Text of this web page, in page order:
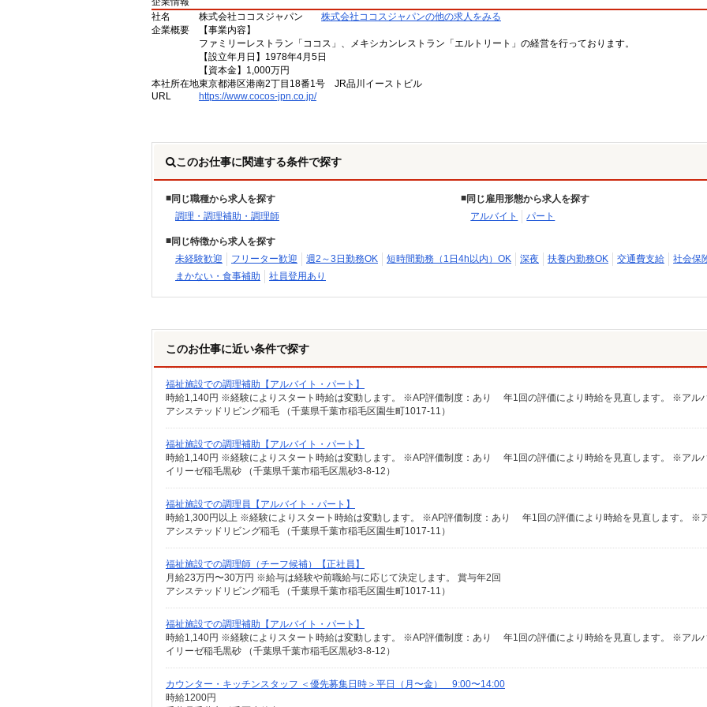
社名
株式会社ココスジャパン
株式会社ココスジャパンの他の求人をみる
企業概要
【事業内容】
ファミリーレストラン「ココス」、メキシカンレストラン「エルトリート」の経営を行っております。
【設立年月日】1978年4月5日
【資本金】1,000万円
本社所在地東京都港区港南2丁目18番1号 JR品川イーストビル
URL
https://www.cocos-jpn.co.jp/
このお仕事に関連する条件で探す
同じ職種から求人を探す
調理・調理補助・調理師
同じ雇用形態から求人を探す
アルバイト
パート
同じ特徴から求人を探す
未経験歓迎
フリーター歓迎 週2～3日勤務OK 短時間勤務（1日4h以内）OK 深夜 扶養内勤務OK 交通費支給
社会保
まかない・食事補助
社員登用あり
このお仕事に近い条件で探す
福祉施設での調理補助【アルバイト・パート】
アシステッドリビング稲毛 （千葉県千葉市稲毛区園生町1017-11）
福祉施設での調理補助【アルバイト・パート】
イリーゼ稲毛黒砂 （千葉県千葉市稲毛区黒砂3-8-12）
福祉施設での調理員【アルバイト・パート】
アシステッドリビング稲毛 （千葉県千葉市稲毛区園生町1017-11）
福祉施設での調理師（チーフ候補）【正社員】
月給23万円〜30万円 ※給与は経験や前職給与に応じて決定します。 賞与年2回
アシステッドリビング稲毛 （千葉県千葉市稲毛区園生町1017-11）
福祉施設での調理補助【アルバイト・パート】
イリーゼ稲毛黒砂 （千葉県千葉市稲毛区黒砂3-8-12）
カウンター・キッチンスタッフ ＜優先募集日時＞平日（月〜金） 9:00〜14:00
時給1200円